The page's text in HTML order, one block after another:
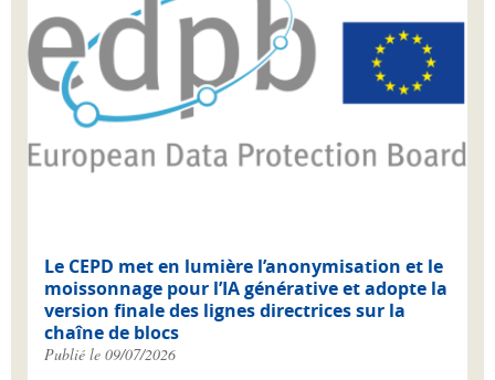
Le CEPD met en lumière l’anonymisation et le
moissonnage pour l’IA générative et adopte la
version finale des lignes directrices sur la
chaîne de blocs
Publié le 09/07/2026